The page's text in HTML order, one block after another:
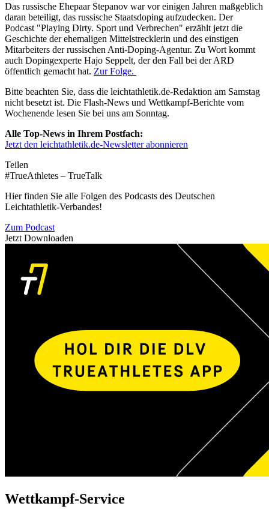
Das russische Ehepaar Stepanov war vor einigen Jahren maßgeblich
daran beteiligt, das russische Staatsdoping aufzudecken. Der
Podcast "Playing Dirty. Sport und Verbrechen" erzählt jetzt die
Geschichte der ehemaligen Mittelstrecklerin und des einstigen
Mitarbeiters der russischen Anti-Doping-Agentur. Zu Wort kommt
auch Dopingexperte Hajo Seppelt, der den Fall bei der ARD
öffentlich gemacht hat. Zur Folge.
Bitte beachten Sie, dass die leichtathletik.de-Redaktion am Samstag
nicht besetzt ist. Die Flash-News und Wettkampf-Berichte vom
Wochenende lesen Sie bei uns am Sonntag.
Alle Top-News in Ihrem Postfach:
Jetzt den leichtathletik.de-Newsletter abonnieren
Teilen
#TrueAthletes – TrueTalk
Hier finden Sie alle Folgen des Podcasts des Deutschen
Leichtathletik-Verbandes!
Zum Podcast
Jetzt Downloaden
Wettkampf-Service